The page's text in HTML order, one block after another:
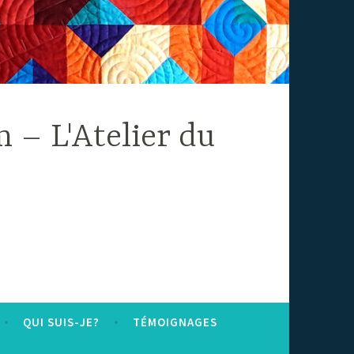
– L'Atelier du
QUI SUIS-JE? TÉMOIGNAGES